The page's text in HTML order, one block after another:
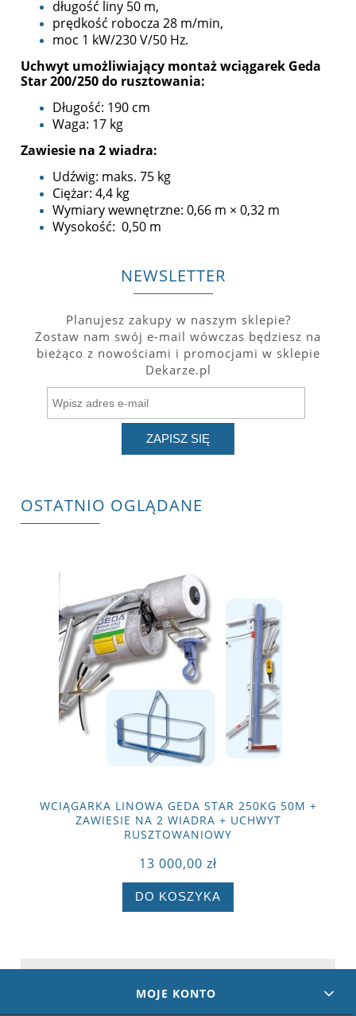
długość liny 50 m,
prędkość robocza 28 m/min,
moc 1 kW/230 V/50 Hz.
Uchwyt umożliwiający montaż wciągarek Geda
Star 200/250 do rusztowania:
Długość: 190 cm
Waga: 17 kg
Zawiesie na 2 wiadra:
Udźwig: maks. 75 kg
Ciężar: 4,4 kg
Wymiary wewnętrzne: 0,66 m × 0,32 m
Wysokość: 0,50 m
NEWSLETTER
Planujesz zakupy w naszym sklepie?
Zostaw nam swój e-mail wówczas będziesz na
bieżąco z nowościami i promocjami w sklepie
Dekarze.pl
ZAPISZ SIĘ
OSTATNIO OGLĄDANE
WCIĄGARKA LINOWA GEDA STAR 250KG 50M +
ZAWIESIE NA 2 WIADRA + UCHWYT
RUSZTOWANIOWY
13 000,00 zł
DO KOSZYKA
MOJE KONTO